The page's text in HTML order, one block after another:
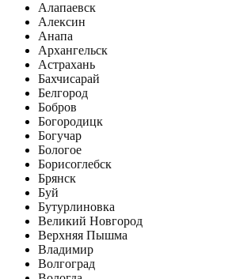
Алапаевск
Алексин
Анапа
Архангельск
Астрахань
Бахчисарай
Белгород
Бобров
Богородицк
Богучар
Бологое
Борисоглебск
Брянск
Буй
Бутурлиновка
Великий Новгород
Верхняя Пышма
Владимир
Волгоград